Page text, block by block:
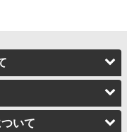
いて